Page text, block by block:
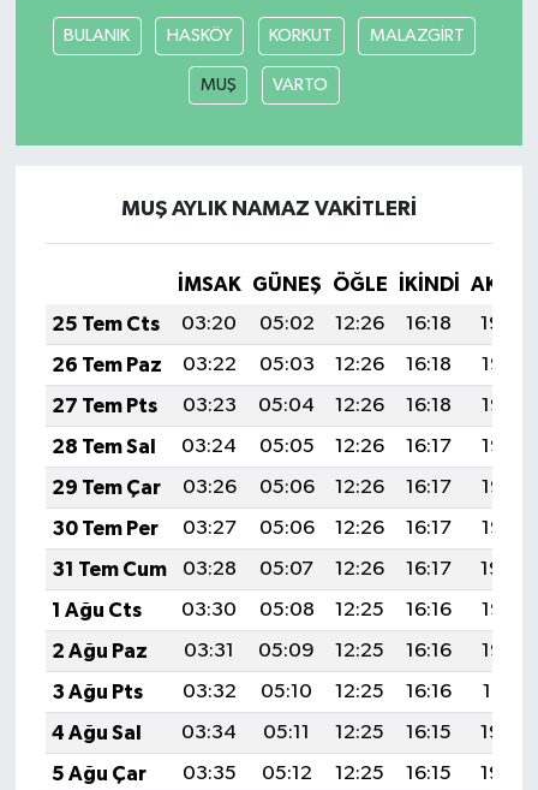
BULANIK HASKÖY KORKUT MALAZGİRT
MUŞ VARTO
MUŞ AYLIK NAMAZ VAKITLERI
İMSAK GÜNEŞ ÖĞLE İKINDI
25 Tem Cts
03:20 05:02 12:26 16:18
19:39
26 Tem Paz
03:22 05:03 12:26 16:18
19:38
27 Tem Pts
03:23 05:04 12:26 16:18
19:37
28 Tem Sal
03:24 05:05 12:26 16:17
19:37
29 Tem Çar
03:26 05:06 12:26 16:17
19:36
30 Tem Per
03:27 05:06 12:26 16:17
19:35
31 Tem Cum
03:28 05:07 12:26 16:17
19:34
1 Ağu Cts
03:30 05:08 12:25 16:16
19:33
2 Ağu Paz
03:31 05:09 12:25 16:16
19:32
3 Ağu Pts
03:32 05:10 12:25 16:16
19:31
4 Ağu Sal
03:34 05:11 12:25 16:15
19:30
5 Ağu Çar
03:35 05:12 12:25 16:15
19:29